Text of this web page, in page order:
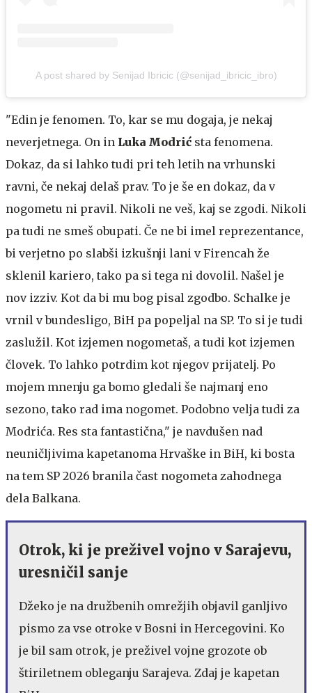
A post shared by Senijad Ibricic (@senijad_ibricic_ibro)
"Edin je fenomen. To, kar se mu dogaja, je nekaj
neverjetnega. On in Luka Modrić sta fenomena.
Dokaz, da si lahko tudi pri teh letih na vrhunski
ravni, če nekaj delaš prav. To je še en dokaz, da v
nogometu ni pravil. Nikoli ne veš, kaj se zgodi. Nikoli
pa tudi ne smeš obupati. Če ne bi imel reprezentance,
bi verjetno po slabši izkušnji lani v Firencah že
sklenil kariero, tako pa si tega ni dovolil. Našel je
nov izziv. Kot da bi mu bog pisal zgodbo. Schalke je
vrnil v bundesligo, BiH pa popeljal na SP. To si je tudi
zaslužil. Kot izjemen nogometaš, a tudi kot izjemen
človek. To lahko potrdim kot njegov prijatelj. Po
mojem mnenju ga bomo gledali še najmanj eno
sezono, tako rad ima nogomet. Podobno velja tudi za
Modrića. Res sta fantastična," je navdušen nad
neuničljivima kapetanoma Hrvaške in BiH, ki bosta
na tem SP 2026 branila čast nogometa zahodnega
dela Balkana.
Otrok, ki je preživel vojno v Sarajevu,
uresničil sanje
Džeko je na družbenih omrežjih objavil ganljivo
pismo za vse otroke v Bosni in Hercegovini. Ko
je bil sam otrok, je preživel vojne grozote ob
štiriletnem obleganju Sarajeva. Zdaj je kapetan